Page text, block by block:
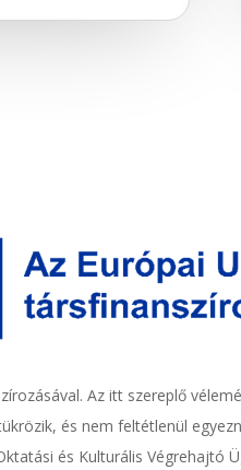
Az itt szereplő
és nem feltétlenül
és Kulturális Végrehajtó